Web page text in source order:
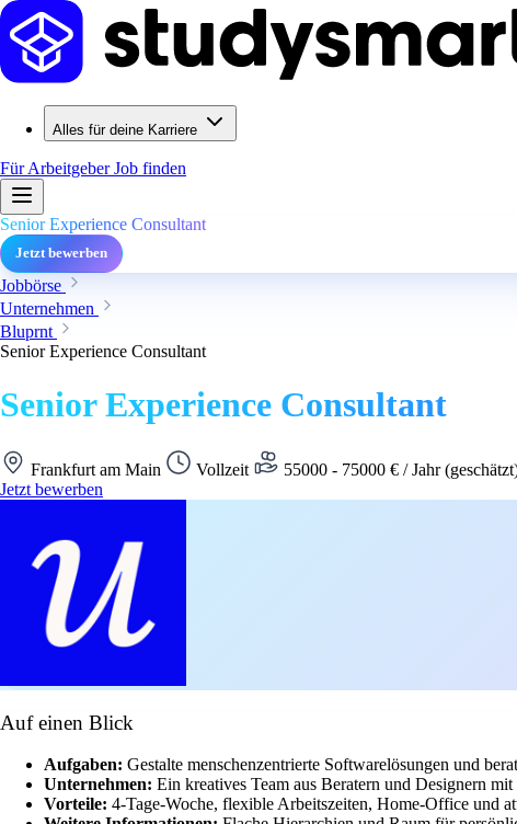
Alles für deine Karriere
Für ArbeitgeberJob finden
Senior Experience Consultant
Jetzt bewerben
Jobbörse
Unternehmen
Bluprnt
Senior Experience Consultant
Senior Experience Consultant
Frankfurt am Main Vollzeit 55000 - 75000 € / Jahr
Jetzt bewerben
Auf einen Blick
Aufgaben: Gestalte menschenzentrierte Softwarelösungen und
Unternehmen: Ein kreatives Team aus Beratern und Designern
Vorteile: 4-Tage-Woche, flexible Arbeitszeiten, Home-Office und